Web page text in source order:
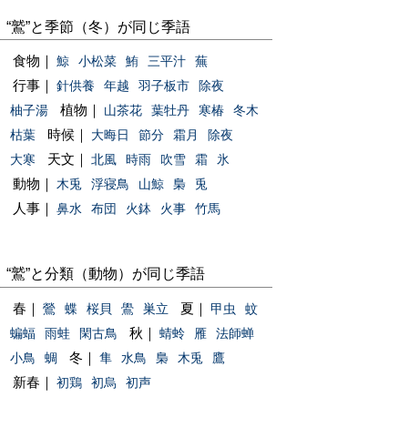
“鷲”と季節（冬）が同じ季語
食物｜ 鯨 小松菜 鮪 三平汁 蕪
行事｜ 針供養 年越 羽子板市
除夜
柚子湯
植物｜ 山茶花 葉牡丹 寒椿
冬木
枯葉
時候｜ 大晦日 節分 霜月
除夜
大寒
天文｜ 北風 時雨 吹雪 霜 氷
動物｜ 木兎 浮寝鳥 山鯨 梟 兎
人事｜ 鼻水 布団 火鉢 火事 竹馬
“鷲”と分類（動物）が同じ季語
春｜ 鶯 蝶 桜貝 鷽 巣立 夏｜ 甲虫
蚊
蝙蝠
雨蛙 閑古鳥 秋｜ 蜻蛉 雁
法師蝉
小鳥
蜩 冬｜ 隼 水鳥 梟 木兎 鷹
新春｜ 初鶏 初烏 初声